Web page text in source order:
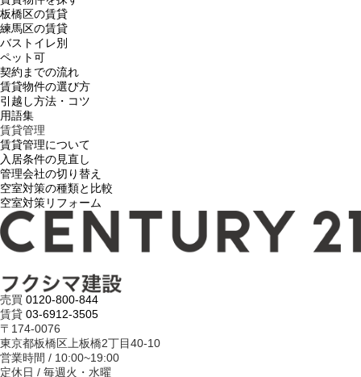
板橋区の賃貸
練馬区の賃貸
バストイレ別
ペット可
契約までの流れ
賃貸物件の選び方
引越し方法・コツ
用語集
賃貸管理
賃貸管理について
入居条件の見直し
管理会社の切り替え
空室対策の種類と比較
空室対策リフォーム
売買 0120-800-844
賃貸 03-6912-3505
〒174-0076
東京都板橋区上板橋2丁目40-10
営業時間 / 10:00~19:00
定休日 / 毎週火・水曜